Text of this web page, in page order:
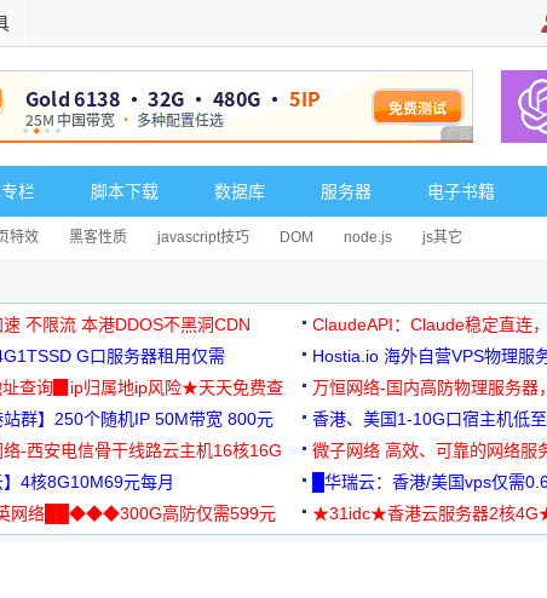
广告 商业广告，
栏 脚本下载 数据库 服务器 电子书籍
特效 黑客性质 javascript技巧 DOM node.js js其它
不限流 本港DDOS不黑洞CDN ClaudeAPI：Claude稳定直连
G口服务器租用仅需
可免费测试
Hostia.io 海外自营VPS物理服
址查询▉ip归属地ip风险★天天免费查
万恒网络-国内高防物理服务器
99元/月起
站群】250个随机IP 50M带宽 800元 香港、美国1-10G口宿主机低
-西安电信骨干线路云主机16核16G
微子网络 高效、可靠的网络服
】4核8G10M69元每月 █华瑞云：香港/美国vps仅需
网络██◆◆◆300G高防仅需599元
★31idc★香港云服务器2核